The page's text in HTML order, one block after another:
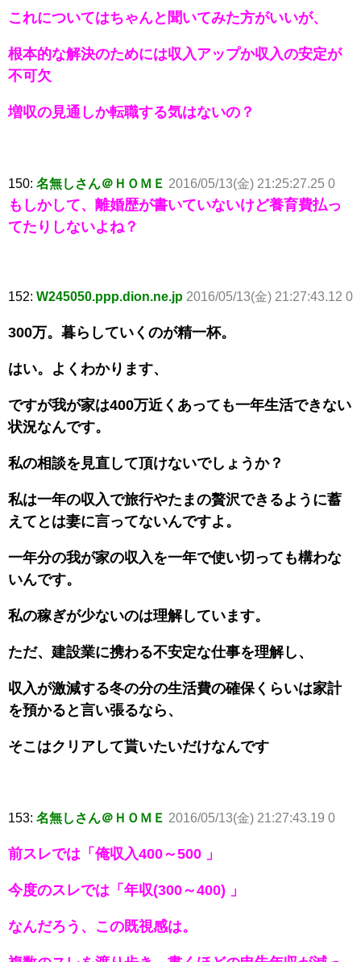
これについてはちゃんと聞いてみた方がいいが、
根本的な解決のためには収入アップか収入の安定が
不可欠
増収の見通しか転職する気はないの？
150: 名無しさん＠ＨＯＭＥ 2016/05/13(金) 21:25:27.25 0
もしかして、離婚歴が書いていないけど養育費払っ
てたりしないよね？
152: W245050.ppp.dion.ne.jp 2016/05/13(金) 21:27:43.12 0
300万。暮らしていくのが精一杯。
はい。よくわかります、
ですが我が家は400万近くあっても一年生活できない
状況なんです。
私の相談を見直して頂けないでしょうか？
私は一年の収入で旅行やたまの贅沢できるように蓄
えてとは妻に言ってないんですよ。
一年分の我が家の収入を一年で使い切っても構わな
いんです。
私の稼ぎが少ないのは理解しています。
ただ、建設業に携わる不安定な仕事を理解し、
収入が激減する冬の分の生活費の確保くらいは家計
を預かると言い張るなら、
そこはクリアして貰いたいだけなんです
153: 名無しさん＠ＨＯＭＥ 2016/05/13(金) 21:27:43.19 0
前スレでは「俺収入400～500 」
今度のスレでは「年収(300～400) 」
なんだろう、この既視感は。